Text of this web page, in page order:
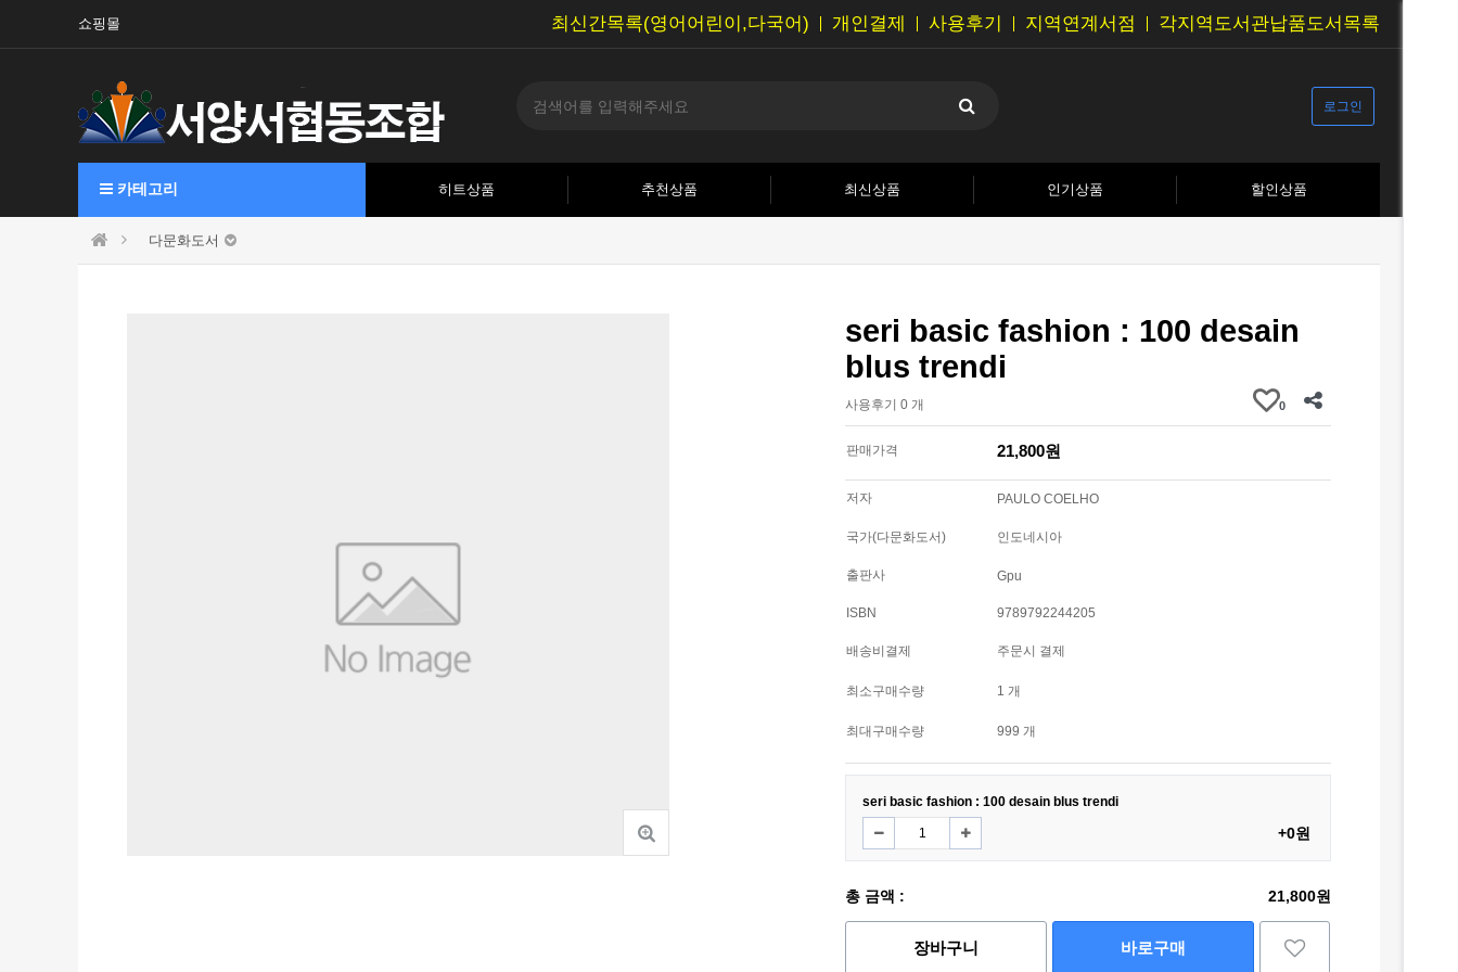
쇼핑몰 최신간목록(영어어린이,다국어) 개인결제 사용후기 지역연계서점 각지역도서관납품도서목록
로그인
카테고리 히트상품 추천상품 최신상품 인기상품 할인상품
다문화도서
seri basic fashion : 100 desain
blus trendi
사용후기 0 개 0
판매가격 21,800원
저자 PAULO COELHO
국가(다문화도서) 인도네시아
출판사 Gpu
ISBN 9789792244205
배송비결제 주문시 결제
최소구매수량 1 개
최대구매수량 999 개
seri basic fashion : 100 desain blus trendi
+0원
총 금액 : 21,800원
장바구니 바로구매